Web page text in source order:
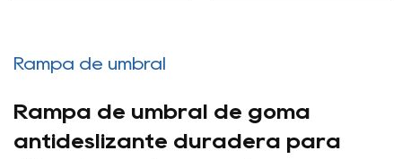
Rampa de umbral
Rampa de umbral de goma
antideslizante duradera para